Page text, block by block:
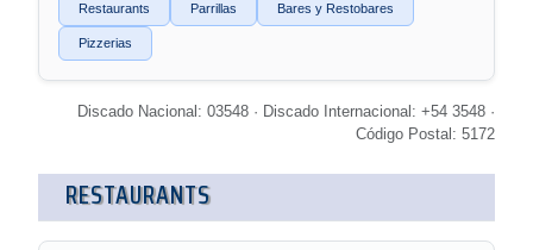
Restaurants Parrillas Bares y Restobares
Pizzerias
Discado Nacional: 03548 · Discado Internacional: +54 3548 ·
Código Postal: 5172
RESTAURANTS